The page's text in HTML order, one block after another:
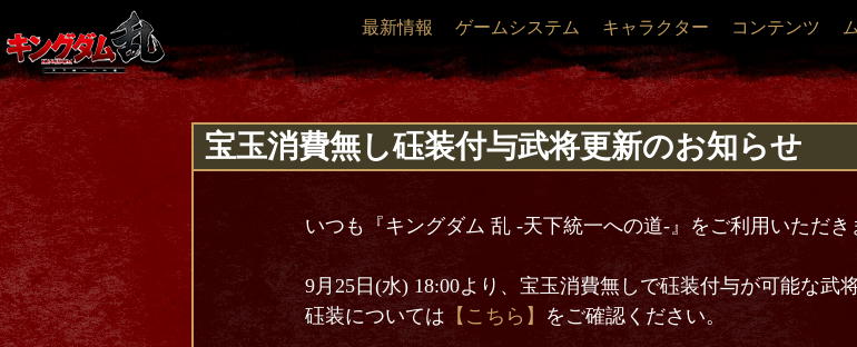
最新情報 ゲームシステム キャラクター コンテンツ
宝玉消費無し砡装付与武将更新のお知らせ
いつも『キングダム 乱 -天下統一への道-』をご利用いただき
9月25日(水) 18:00より、宝玉消費無しで砡装付与が可能な武
砡装については 【こちら】 をご確認ください。